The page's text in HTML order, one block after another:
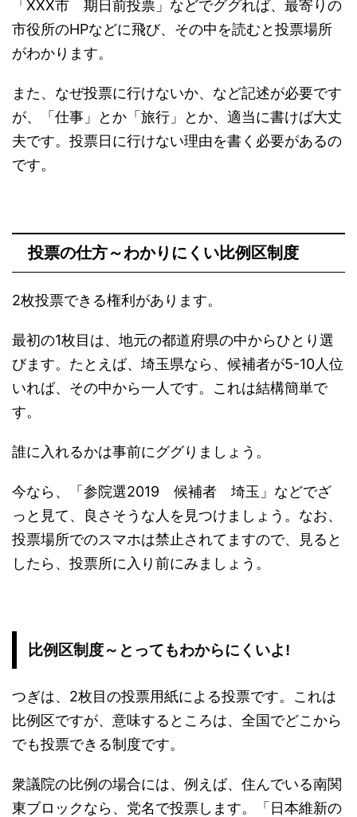
「XXX市 期日前投票」などでググれば、最寄りの
市役所のHPなどに飛び、その中を読むと投票場所
がわかります。
また、なぜ投票に行けないか、など記述が必要です
が、「仕事」とか「旅行」とか、適当に書けば大丈
夫です。投票日に行けない理由を書く必要があるの
です。
投票の仕方～わかりにくい比例区制度
2枚投票できる権利があります。
最初の1枚目は、地元の都道府県の中からひとり選
びます。たとえば、埼玉県なら、候補者が5-10人位
いれば、その中から一人です。これは結構簡単で
す。
誰に入れるかは事前にググりましょう。
今なら、「参院選2019 候補者 埼玉」などでざ
っと見て、良さそうな人を見つけましょう。なお、
投票場所でのスマホは禁止されてますので、見ると
したら、投票所に入り前にみましょう。
比例区制度～とってもわからにくいよ!
つぎは、2枚目の投票用紙による投票です。これは
比例区ですが、意味するところは、全国でどこから
でも投票できる制度です。
衆議院の比例の場合には、例えば、住んでいる南関
東ブロックなら、党名で投票します。「日本維新の